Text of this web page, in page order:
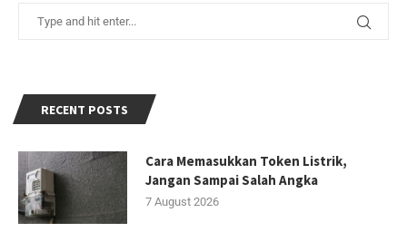
RECENT POSTS
Cara Memasukkan Token Listrik,
Jangan Sampai Salah Angka
7 August 2026